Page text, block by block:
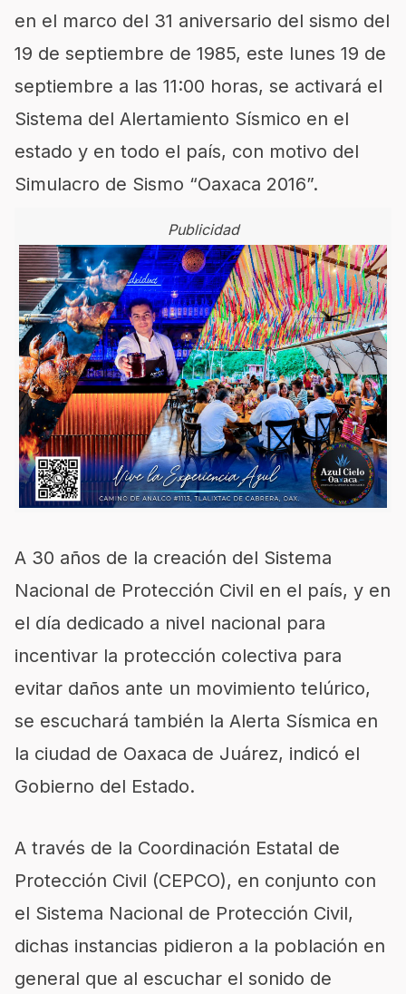
en el marco del 31 aniversario del sismo del
19 de septiembre de 1985, este lunes 19 de
septiembre a las 11:00 horas, se activará el
Sistema del Alertamiento Sísmico en el
estado y en todo el país, con motivo del
Simulacro de Sismo “Oaxaca 2016”.
Publicidad
A 30 años de la creación del Sistema
Nacional de Protección Civil en el país, y en
el día dedicado a nivel nacional para
incentivar la protección colectiva para
evitar daños ante un movimiento telúrico,
se escuchará también la Alerta Sísmica en
la ciudad de Oaxaca de Juárez, indicó el
Gobierno del Estado.
A través de la Coordinación Estatal de
Protección Civil (CEPCO), en conjunto con
el Sistema Nacional de Protección Civil,
dichas instancias pidieron a la población en
general que al escuchar el sonido de